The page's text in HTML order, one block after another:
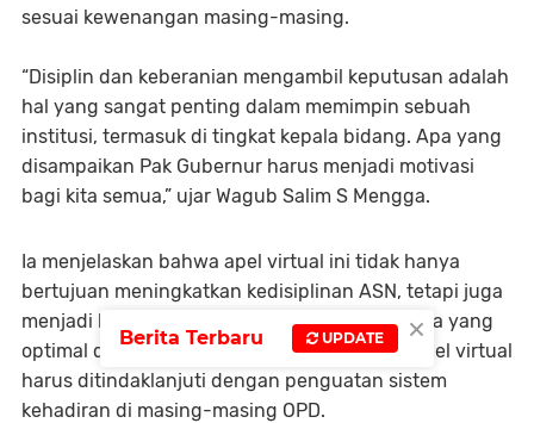
sesuai kewenangan masing-masing.
“Disiplin dan keberanian mengambil keputusan adalah
hal yang sangat penting dalam memimpin sebuah
institusi, termasuk di tingkat kepala bidang. Apa yang
disampaikan Pak Gubernur harus menjadi motivasi
bagi kita semua,” ujar Wagub Salim S Mengga.
Ia menjelaskan bahwa apel virtual ini tidak hanya
bertujuan meningkatkan kedisiplinan ASN, tetapi juga
menjadi bagian dari upaya membangun kinerja yang
optimal di lingkungan OPD. Oleh karena itu, apel virtual
harus ditindaklanjuti dengan penguatan sistem
kehadiran di masing-masing OPD.
×
Berita Terbaru UPDATE